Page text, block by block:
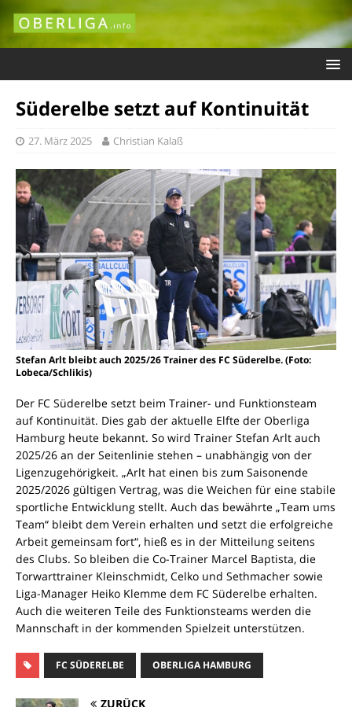
Süderelbe setzt auf Kontinuität
27. März 2025 Christian Kalaß
Stefan Arlt bleibt auch 2025/26 Trainer des FC Süderelbe. (Foto:
Lobeca/Schlikis)
Der FC Süderelbe setzt beim Trainer- und Funktionsteam
auf Kontinuität. Dies gab der aktuelle Elfte der Oberliga
Hamburg heute bekannt. So wird Trainer Stefan Arlt auch
2025/26 an der Seitenlinie stehen – unabhängig von der
Ligenzugehörigkeit. „Arlt hat einen bis zum Saisonende
2025/2026 gültigen Vertrag, was die Weichen für eine stabile
sportliche Entwicklung stellt. Auch das bewährte „Team ums
Team“ bleibt dem Verein erhalten und setzt die erfolgreiche
Arbeit gemeinsam fort“, hieß es in der Mitteilung seitens
des Clubs. So bleiben die Co-Trainer Marcel Baptista, die
Torwarttrainer Kleinschmidt, Celko und Sethmacher sowie
Liga-Manager Heiko Klemme dem FC Süderelbe erhalten.
Auch die weiteren Teile des Funktionsteams werden die
Mannschaft in der kommenden Spielzeit unterstützen.
FC SÜDERELBE OBERLIGA HAMBURG
ZURÜCK